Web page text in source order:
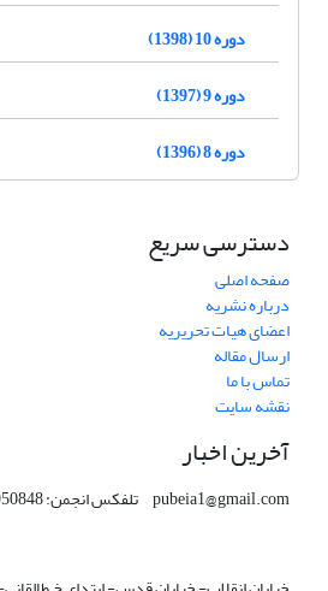
دوره 10 (1398)
دوره 9 (1397)
دوره 8 (1396)
دسترسی سریع
صفحه اصلی
درباره نشریه
اعضای هیات تحریریه
ارسال مقاله
تماس با ما
نقشه سایت
آخرین اخبار
pubeia1@gmail.com تلفکس انجمن: 66950848- 021